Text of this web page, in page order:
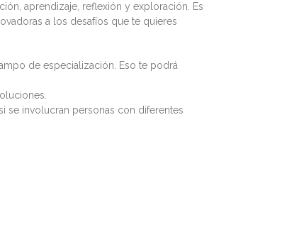
aprendizaje, reflexión y exploración. Es
a los desafíos que te quieres
de especialización. Eso te podrá
se involucran personas con diferentes